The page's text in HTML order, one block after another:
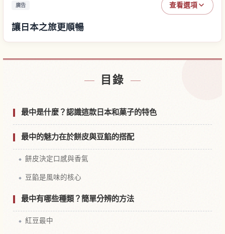
廣告 查看選項
讓日本之旅更順暢
目錄
最中是什麼？認識這款日本和菓子的特色
最中的魅力在於餅皮與豆餡的搭配
餅皮決定口感與香氣
豆餡是風味的核心
最中有哪些種類？簡單分辨的方法
紅豆最中